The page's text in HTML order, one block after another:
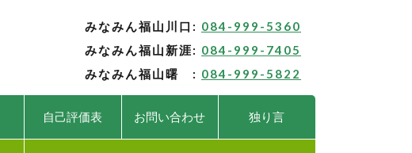
みなみん福山川口: 084-999-5360
みなみん福山新涯: 084-999-7405
みなみん福山曙 : 084-999-5822
自己評価表 お問い合わせ 独り言